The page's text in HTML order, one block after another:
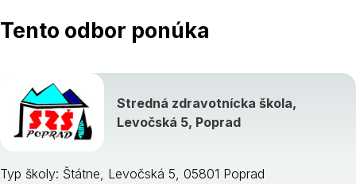
Tento odbor ponúka
Stredná zdravotnícka škola,
Levočská 5, Poprad
Typ školy: Štátne, Levočská 5, 05801 Poprad